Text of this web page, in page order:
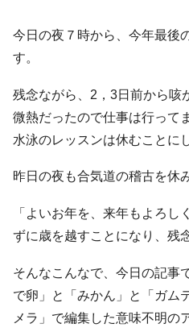
今日の夜７時から、今年最後
す。
残念ながら、2，3日前から
微熱だったので仕事は行って
水泳のレッスンは休むことに
昨日の夜も合気道の稽古を休
「よいお年を、来年もよろし
ずに歳を越すことになり、残
そんなこんなで、今日の記事
で卵」と「みかん」と「ガム
メラ」で編集した意味不明の